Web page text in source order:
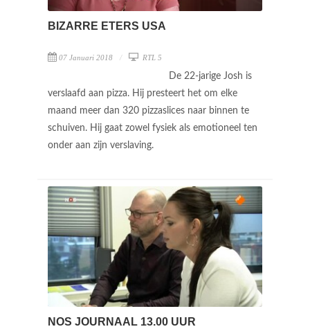
BIZARRE ETERS USA
07 Januari 2018 RTL 5
De 22-jarige Josh is
verslaafd aan pizza. Hij presteert het om elke
maand meer dan 320 pizzaslices naar binnen te
schuiven. Hij gaat zowel fysiek als emotioneel ten
onder aan zijn verslaving.
NOS JOURNAAL 13.00 UUR